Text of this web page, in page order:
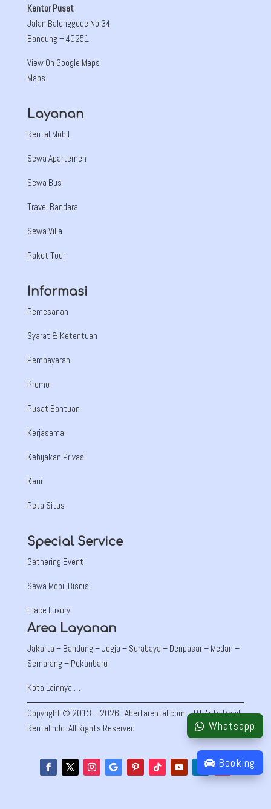
Kantor Pusat
Jalan Balonggede No.34
Bandung – 40251
View On Google Maps
Maps
Layanan
Rental Mobil
Sewa Apartemen
Sewa Bus
Travel Bandara
Sewa Villa
Paket Tour
Informasi
Pemesanan
Syarat & Ketentuan
Pembayaran
Promo
Pusat Bantuan
Kerjasama
Kebijakan Privasi
Karir
Peta Situs
Special Service
Gathering Event
Sewa Mobil Bisnis
Hiace Luxury
Area Layanan
Jakarta – Bandung – Jogja – Surabaya – Denpasar – Medan –
Semarang – Pekanbaru
Kota Lainnya …
Copyright © 2013 – 2026 | Abertarental.com – PT Auto Mobil
Rentalindo. All Rights Reserved
Whatsapp
Booking